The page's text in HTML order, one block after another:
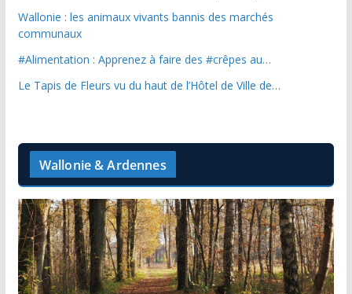
Wallonie : les animaux vivants bannis des marchés
communaux
#Alimentation : Apprenez à faire des #crêpes au…
Le Tapis de Fleurs vu du haut de l’Hôtel de Ville de…
Wallonie & Ardennes